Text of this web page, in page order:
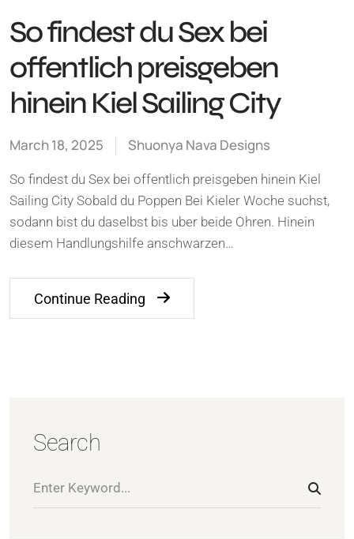
So findest du Sex bei
offentlich preisgeben
hinein Kiel Sailing City
March 18, 2025 Shuonya Nava Designs
So findest du Sex bei offentlich preisgeben hinein Kiel
Sailing City Sobald du Poppen Bei Kieler Woche suchst,
sodann bist du daselbst bis uber beide Ohren. Hinein
diesem Handlungshilfe anschwarzen…
Continue Reading
Search